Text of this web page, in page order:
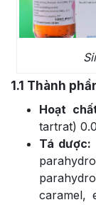
1.1 Thành
Hoạt
tartrat)
Tá dược:
caramel,